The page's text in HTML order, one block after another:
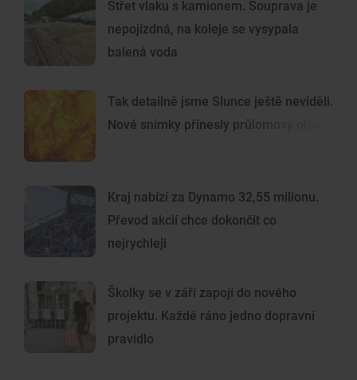
Střet vlaku s kamionem. Souprava je
nepojízdná, na koleje se vysypala
balená voda
Tak detailně jsme Slunce ještě neviděli.
Nové snímky přinesly průlomový objev
Kraj nabízí za Dynamo 32,55 milionu.
Převod akcií chce dokončit co
nejrychleji
Školky se v září zapojí do nového
projektu. Každé ráno jedno dopravní
pravidlo